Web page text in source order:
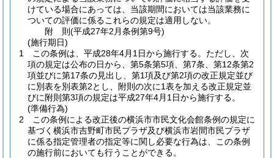
けている場合にあっては、当該期間においては当該業務に
ついての評価に係るこれらの規定は適用しない。
附 則(平成27年2月条例第9号)
(施行期日)
1
この条例は、平成28年4月1日から施行する。 ただし、次
項の規定は公布の日から、第5条第5項、第7条、第12条第2
項並びに第17条の見出し、第1項及び第2項の改正規定並び
に別表を別表第2とし、附則の次に1表を加える改正規定並
びに附則第3項の規定は平成27年4月1日から施行する。
(準備行為)
2
この条例による改正後の横浜市市民文化会館条例の規定に
基づく横浜市吉野町市民プラザ及び横浜市岩間市民プラザ
に係る指定管理者の指定等に関し必要な行為は、この条例
の施行前においても行うことができる。